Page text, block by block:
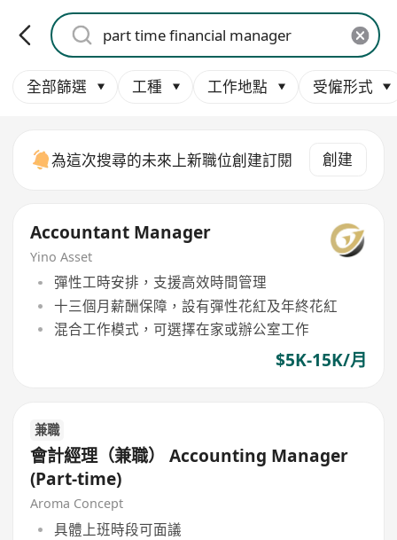
全部篩選 工種 工作地點 受僱形式
為這次搜尋的未來上新職位創建訂閱 創建
Accountant Manager
Yino Asset
彈性工時安排，支援高效時間管理
十三個月薪酬保障，設有彈性花紅及年終花紅
混合工作模式，可選擇在家或辦公室工作
$5K-15K/月
兼職
會計經理（兼職） Accounting Manager
(Part-time)
Aroma Concept
具體上班時段可面議